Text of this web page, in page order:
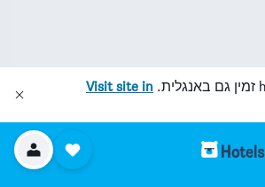
זמין גם באנגלית. Visit site in